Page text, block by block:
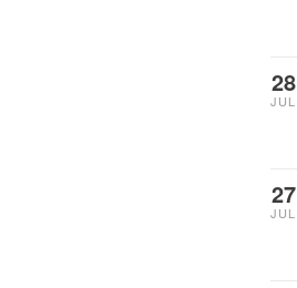
28
JUL
27
JUL